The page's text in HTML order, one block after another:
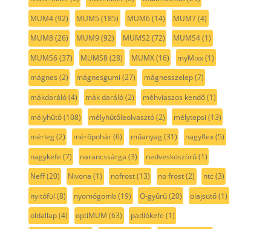
MUM4(92) MUM5 (185) MUM6(14) MUM7(4)
MUM8(26) MUM9(92) MUMS2(72) MUMS4(1)
MUMS6(37) MUMS8(28) MUMX(16) myMixx(1)
mágnes (2) mágnesgumi (27) mágnesszelep(7)
mákdaráló(4) mák daráló(2) méhviaszos kendő(1)
mélyhűtő(108) mélyhűtőleolvasztó(2) mélytepsi (13)
mérleg(2) mérőpohár(6) műanyag(31) nagyflex(5)
nagykefe (7) narancssárga (3) nedvesköszörű(1)
Neff(20) Nivona (1) nofrost(13) no frost(2) ntc(3)
nyitófül (8) nyomógomb(19) O-gyűrű(20) olajsütő(1)
oldallap(4) optiMUM (63) padlókefe (1)